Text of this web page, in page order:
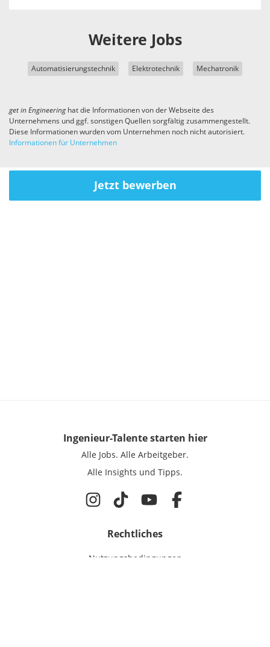
Weitere Jobs
Automatisierungstechnik Elektrotechnik Mechatronik
get in Engineeringhat die Informationen von der Webseite des
Unternehmens und ggf. sonstigen Quellen sorgfältig zusammengestellt.
Diese Informationen wurden vom Unternehmen noch nicht autorisiert.
Informationen für Unternehmen
Jetzt bewerben
Ingenieur-Talentestarten hier
Alle Jobs. Alle Arbeitgeber.
Alle Insights und Tipps.
Rechtliches
Nutzungsbedingungen